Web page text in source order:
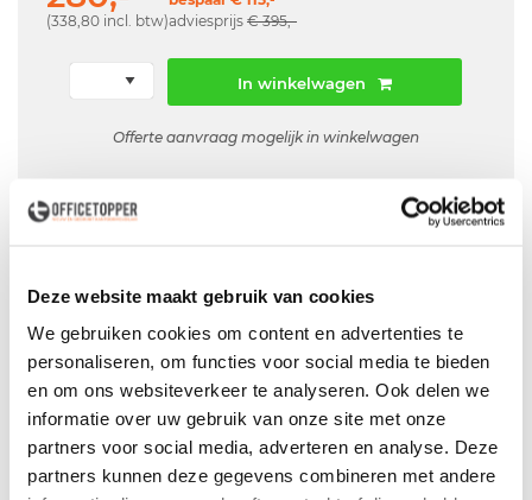
Deze website maakt gebruik van cookies
We gebruiken cookies om content en advertenties te
personaliseren, om functies voor social media te bieden
en om ons websiteverkeer te analyseren. Ook delen we
informatie over uw gebruik van onze site met onze
partners voor social media, adverteren en analyse. Deze
partners kunnen deze gegevens combineren met andere
(338,80 incl. btw)adviesprijs € 395,-
In winkelwagen
Offerte aanvraag mogelijk in winkelwagen
Voor zowelParticulieralsZakelijk
ProfessioneleBezorg- en Montageservice